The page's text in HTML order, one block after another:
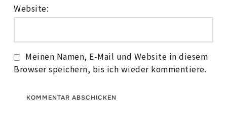
Website:
Meinen Namen, E-Mail und Website in diesem
Browser speichern, bis ich wieder kommentiere.